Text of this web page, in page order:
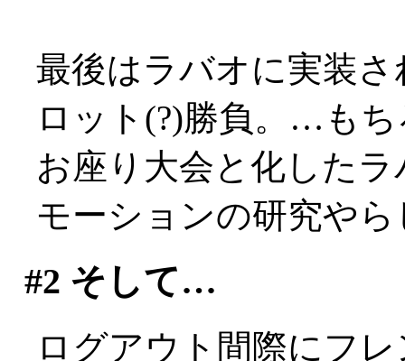
最後はラバオに実装
ロット(?)勝負。…も
お座り大会と化した
モーションの研究や
#2 そして…
ログアウト間際にフ